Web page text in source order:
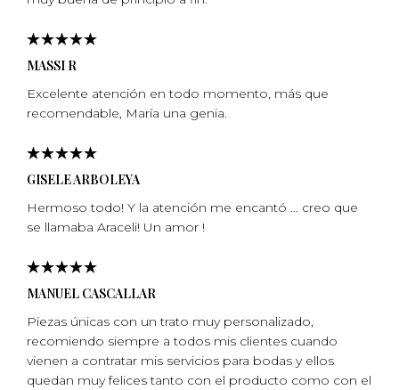
MASSI R
Excelente atención en todo momento, más que
recomendable, Marí­a una genia.
GISELE ARBOLEYA
Hermoso todo! Y la atención me encantó … creo que
se llamaba Araceli! Un amor !
MANUEL CASCALLAR
Piezas únicas con un trato muy personalizado,
recomiendo siempre a todos mis clientes cuando
vienen a contratar mis servicios para bodas y ellos
quedan muy felices tanto con el producto como con el